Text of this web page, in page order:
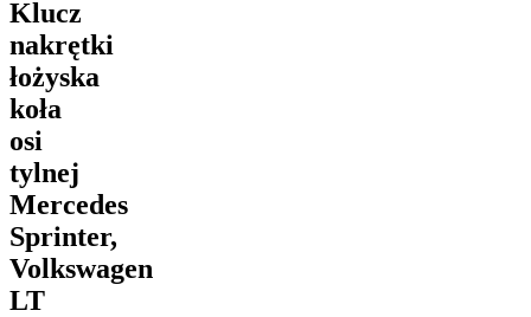
Klucz
nakrętki
łożyska
koła
osi
tylnej
Mercedes
Sprinter,
Volkswagen
LT